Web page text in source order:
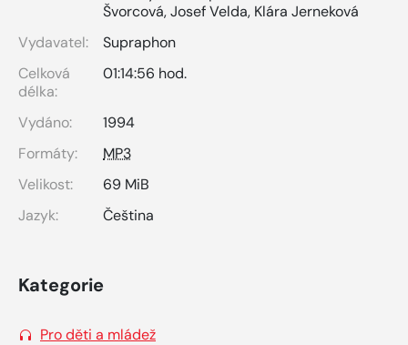
Švorcová,Josef Velda, Klára Jerneková
Vydavatel:
Supraphon
Celková
délka:
01:14:56 hod.
Vydáno:
1994
Formáty:
MP3
Velikost:
69 MiB
Jazyk:
Čeština
Kategorie
Pro děti a mládež